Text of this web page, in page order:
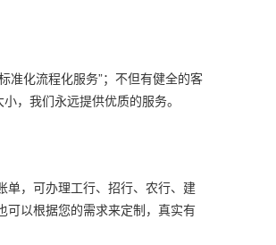
准化流程化服务”；不但有健全的客
，我们永远提供优质的服务。
单，可办理工行、招行、农行、建
可以根据您的需求来定制，真实有